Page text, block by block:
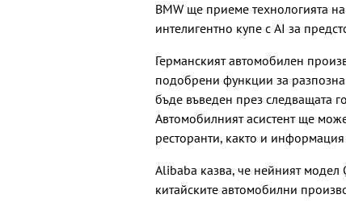
BMW ще приеме технологията
интелигентно купе с AI за
Германският автомобилен
подобрени функции за
бъде въведен през следващата
Автомобилният асистент ще
ресторанти, както и
Alibaba казва, че нейният
китайските автомобилни